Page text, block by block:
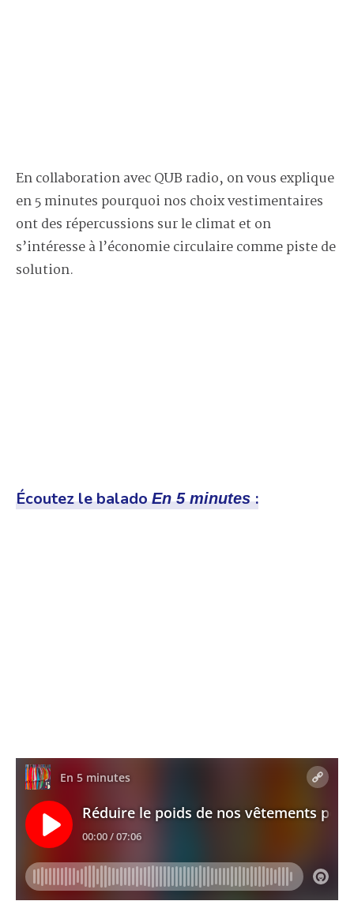
En collaboration avec QUB radio, on vous explique
en 5 minutes pourquoi nos choix vestimentaires
ont des répercussions sur le climat et on
s’intéresse à l’économie circulaire comme piste de
solution.
Écoutez le baladoEn 5 minutes: